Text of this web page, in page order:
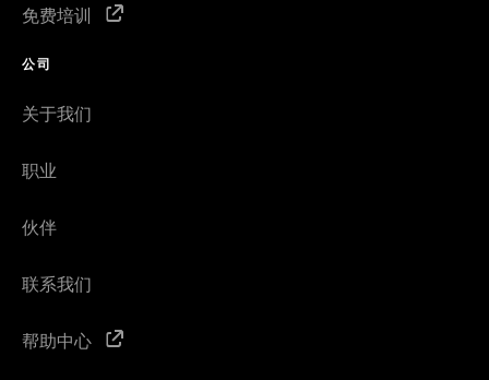
免费培训
公司
关于我们
职业
伙伴
联系我们
帮助中心